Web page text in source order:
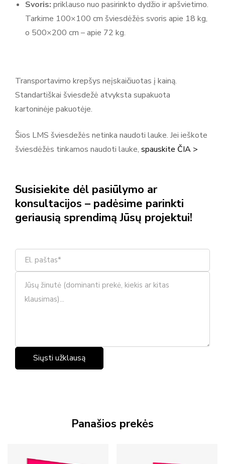
Svoris: priklauso nuo pasirinkto dydžio ir apšvietimo.
Tarkime 100×100 cm šviesdėžės svoris apie 18 kg,
o 500×200 cm – apie 72 kg.
Transportavimo krepšys neįskaičiuotas į kainą.
Standartiškai šviesdežė atvyksta supakuota
kartoninėje pakuotėje.
Šios LMS šviesdežės netinka naudoti lauke. Jei ieškote
šviesdėžės tinkamos naudoti lauke, spauskite ČIA >
Susisiekite dėl pasiūlymo ar
konsultacijos – padėsime parinkti
geriausią sprendimą Jūsų projektui!
Panašios prekės